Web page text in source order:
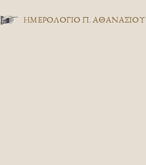
ΗΜΕΡΟΛΟΓΙΟ Π. ΑΘΑΝΑΣΙΟΥ